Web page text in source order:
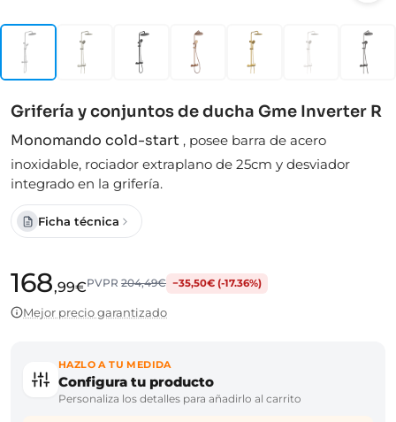
Grifería y conjuntos de ducha Gme Inverter R
Monomando cold-start , posee barra de acero
inoxidable, rociador extraplano de 25cm y desviador
integrado en la grifería.
Ficha técnica
168,99€PVPR204,49€ −35,50€ (-17.36%)
Mejor precio garantizado
HAZLO A TU MEDIDA
Configura tu producto
Personaliza los detalles para añadirlo al carrito